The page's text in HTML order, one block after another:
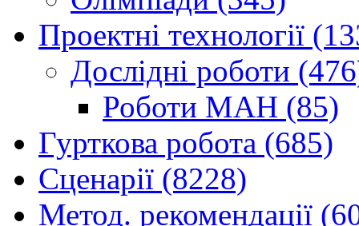
Проектні технології
Дослідні роботи
Роботи МАН (85)
Гурткова робота (685)
Сценарії (8228)
Метод. рекомендації